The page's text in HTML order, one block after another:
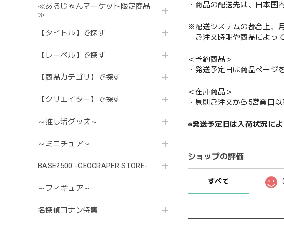
≪あるじゃんマーケット限定商品
≫
【タイトル】で探す
【レーベル】で探す
【商品カテゴリ】で探す
【クリエイター】で探す
～推し活グッズ～
～ミニチュア～
BASE2500 -GEOCRAPER STORE-
～フィギュア～
名探偵コナン特集
・商品の配送先は、日本国
※配送システムの都合上、
ご注文時期や商品によっ
＜予約商品＞
・発送予定日は商品ページ
＜在庫商品＞
・原則ご注文から5営業日
※発送予定日は入荷状況に
ショップの評価
すべて